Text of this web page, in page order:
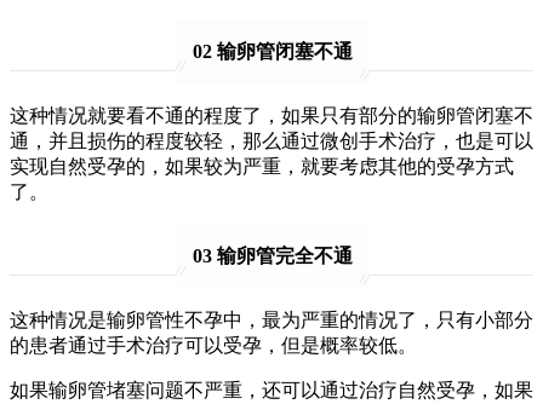
02 输卵管闭塞不通
这种情况就要看不通的程度了，如果只有部分的输卵管闭塞不
通，并且损伤的程度较轻，那么通过微创手术治疗，也是可以
实现自然受孕的，如果较为严重，就要考虑其他的受孕方式
了。
03 输卵管完全不通
这种情况是输卵管性不孕中，最为严重的情况了，只有小部分
的患者通过手术治疗可以受孕，但是概率较低。
如果输卵管堵塞问题不严重，还可以通过治疗自然受孕，如果